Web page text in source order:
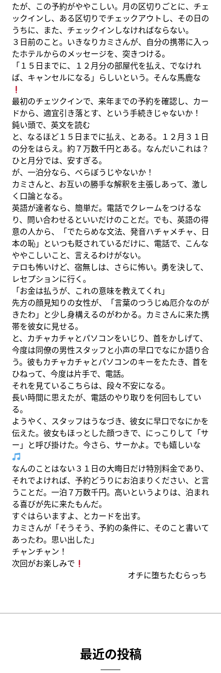
たが、この予約がややこしい。月の区切りごとに、チェ
ックインし、ある区切りでチェックアウトし、その日の
うちに、また、チェックインしなければならない。
３日前のこと。いきなりカミさんが、自分の携帯に入っ
たホテルからのメッセージを、突きつける。
「１５日までに、１２月分の部屋代を払え、でなけれ
ば、キャンセルになる」らしいという。そんな馬鹿な
最初のチェツクインで、来年までの予約を確認し、カー
ドから、適宜引き落とす、という手続きじゃないか！
鈍い頭で、英文を読む
と、なるほど１５日までに払え、とある。１２月３１日
の分をはらえ。約７万数千円とある。なんだいこれは？
ひと月分では、安すぎる。
が、一泊分なら、べらぼうじやないか！
カミさんと、お互いの勝手な解釈を主張しあって、激し
く口論となる。
英語が達者なら、簡単だ。電話でクレームをつけるな
り、問い合わせるといいだけのことだ。でも、英語の得
意の人から、「でたらめな文法、発音ハチャメチャ、日
本の恥」といつも貶されているだけに、電話で、こんな
ややこしいこと、言えるわけがない。
テロも怖いけど、宿無しは、さらに怖い。勇を決して、
レセプションに行く。
「お金は払うが、これの意味を教えてくれ」
先方の顔見知りの女性が、「言葉のつうじぬ厄介なのが
きたわ」と少し身構えるのがわかる。カミさんに来た携
帯を彼女に見せる。
と、カチャカチャとパソコンをいじり、首をかしげて、
今度は同僚の男性スタッフと小声の早口でなにか語り合
う。彼もカチャカチャとパソコンのキーをたたき、首を
ひねって、今度は片手で、電話。
それを見ているこちらは、段々不安になる。
長い時間に思えたが、電話のやり取りを何回もしてい
る。
ようやく、スタッフはうなづき、彼女に早口でなにかを
伝えた。彼女もほっとした顔つきで、にっこりして「サ
ー」と呼び掛けた。今さら、サーかよ。でも嬉しいな
なんのことはない３１日の大晦日だけ特別料金であり、
それでよければ、予約どうりにお泊まりください、と言
うことだ。一泊７万数千円。高いというよりは、泊まれ
る喜びが先に来たもんだ。
すぐはらいますよ、とカードを出す。
カミさんが「そうそう、予約の条件に、そのこと書いて
あったわ。思い出した」
チャンチャン！
次回がお楽しみで
オチに堕ちたむらっち
最近の投稿